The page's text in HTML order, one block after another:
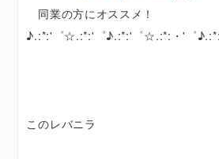
同業の方にオススメ！
♪.:*:'゜☆.:*:'゜♪.:*:'゜☆.:*:・'゜
このレバニラ